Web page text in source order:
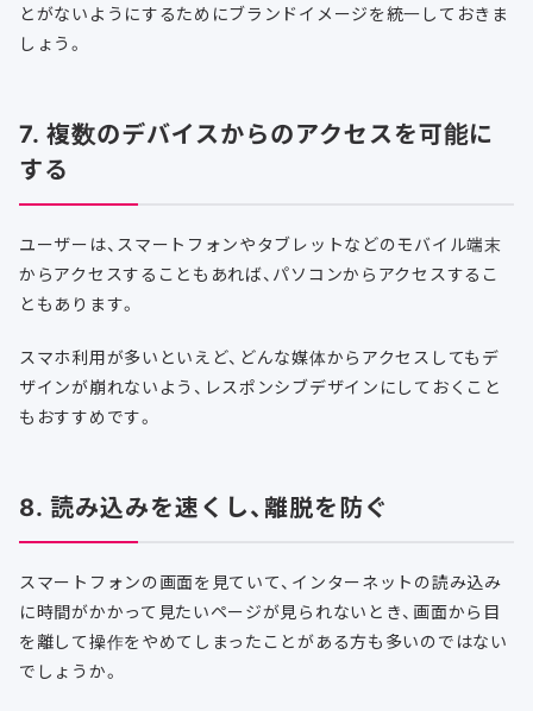
とがないようにするためにブランドイメージを統一しておきま
しょう。
7. 複数のデバイスからのアクセスを可能に
する
ユーザーは、スマートフォンやタブレットなどのモバイル端末
からアクセスすることもあれば、パソコンからアクセスするこ
ともあります。
スマホ利用が多いといえど、どんな媒体からアクセスしてもデ
ザインが崩れないよう、レスポンシブデザインにしておくこと
もおすすめです。
8. 読み込みを速くし、離脱を防ぐ
スマートフォンの画面を見ていて、インターネットの読み込み
に時間がかかって見たいページが見られないとき、画面から目
を離して操作をやめてしまったことがある方も多いのではない
でしょうか。